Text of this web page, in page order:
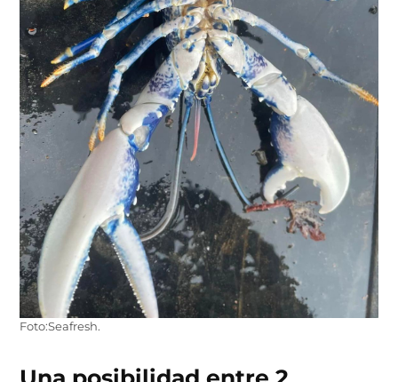
Foto:Seafresh.